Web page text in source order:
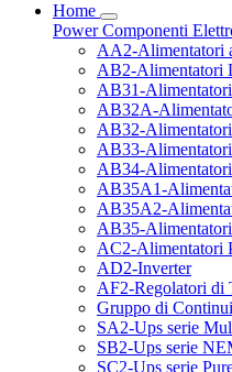
Home
PowerComponenti
AA2-Alimentatori
AB2-Alimentatori
AB31-
AB32A-
AB32-
AB33-
AB34-
AB35A1-
AB35A2-
AB35-
AC2-Alimentatori
AD2-Inverter
AF2-Regolatori di
Gruppo di
SA2-Ups serie
SB2-Ups serie
SC2-Ups serie